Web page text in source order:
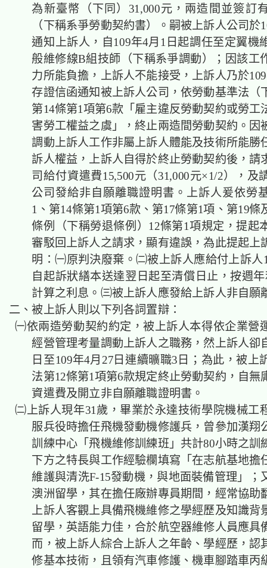
為新臺幣（下同）31,000元，兩造間並簽訂
（下稱系爭勞動契約書）。嗣被上訴人公司於
通知上訴人，自109年4月1日起調任至定翼機
般維修線B組技師（下稱系爭調動）；因該工
力所能負擔，上訴人不能接受，上訴人乃於
存證信函通知被上訴人公司，依勞動基準法（
第14條第1項第6款「雇主違反勞動契約或勞工
害勞工權益之虞」，終止兩造間勞動契約。因
調動上訴人工作非屬上訴人體能及技術所能勝
訴人權益，上訴人自得於終止勞動契約後，請
司給付資遣費15,500元（31,000元×1/2），及
公司發給非自願離職證明書。上訴人爰依勞
1、第14條第1項第6款、第17條第1項、第19條
條例（下稱勞退條例）12條第1項規定，提起
審駁回上訴人之請求，顯有違誤，為此提起上
明：㈠原判決廢棄。㈡被上訴人應給付上訴人
自起訴狀繕本送達翌日起至清償日止，按週
計算之利息。㈢被上訴人應發給上訴人非自願
二、被上訴人則以下列各詞置辯：
㈠依兩造勞動契約約定，被上訴人本得依企業營
經營管理考量調動上訴人之職務，然上訴人卻
日至109年4月27日連續曠職3日；為此，被上
法第12條第1項第6款規定終止勞動契約，自無
資遣費及開立非自願離職證明書。
㈡上訴人現年31歲，畢業於永達技術學院機械工
服兵役時擔任飛機發動機修護兵，曾參加漢翔
訓練中心「飛機維修訓練班」共計80小時之訓
下方之特長與工作經驗欄填寫「在志航基地擔
維護與清洗F-15發動機，與地面裝備管理」；
澳洲留學，其在擔任廠辦專員期間，經常協助
上訴人客觀上具備飛機維修之學經歷及知識背
留學，英語能力佳，合於航空器維修人員應具
而，被上訴人綜合上訴人之年齡、學經歷，認
修基本技術，且領有汽車修護、機車腳踏車丙